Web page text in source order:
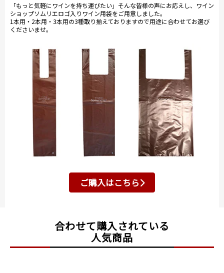
「もっと気軽にワインを持ち運びたい」そんな皆様の声にお応えし、ワイン
ショップソムリエロゴ入りワイン用袋をご用意しました。
1本用・2本用・3本用の3種取り揃えておりますので用途に合わせてお選び
くださいませ。
ご購入はこちら
合わせて購入されている
人気商品